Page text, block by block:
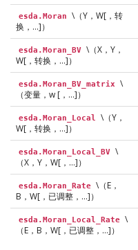
esda.Moran
\（Y，W[，转
换，…]）
esda.Moran_BV \（X，Y，
W[，转换，…]）
esda.Moran_BV_matrix
\
（变量，w [，…]）
esda.Moran_Local
\（Y，
W[，转换，…]）
esda.Moran_Local_BV \
（X，Y，W[，…]）
esda.Moran_Rate \（E，
B，W[，已调整，…]）
esda.Moran_Local_Rate \
（E，B，W[，已调整，…]）